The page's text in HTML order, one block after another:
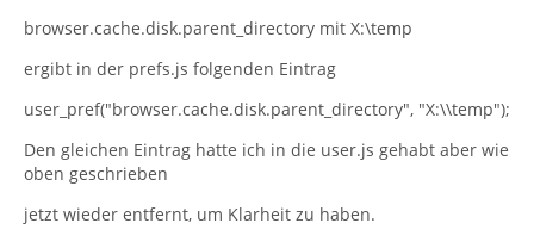
browser.cache.disk.parent_directory mit X:\temp
ergibt in der prefs.js folgenden Eintrag
user_pref("browser.cache.disk.parent_directory", "X:\\temp");
Den gleichen Eintrag hatte ich in die user.js gehabt aber wie
oben geschrieben
jetzt wieder entfernt, um Klarheit zu haben.